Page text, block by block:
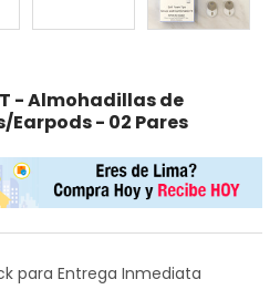
- Almohadillas de
Earpods - 02 Pares
para Entrega Inmediata